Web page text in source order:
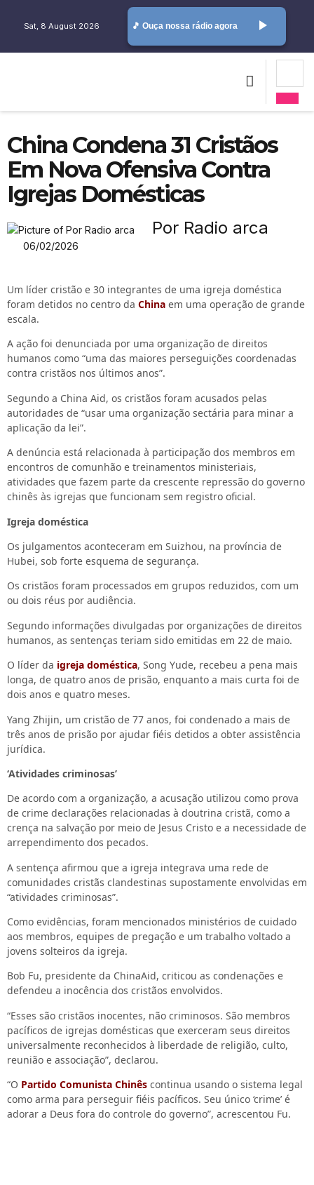
Sat, 8 August 2026 🎵 Ouça nossa rádio agora play_arrow
China Condena 31 Cristãos
Em Nova Ofensiva Contra
Igrejas Domésticas
Por Radio arca
06/02/2026
Um líder cristão e 30 integrantes de uma igreja doméstica
foram detidos no centro da China em uma operação de grande
escala.
A ação foi denunciada por uma organização de direitos
humanos como “uma das maiores perseguições coordenadas
contra cristãos nos últimos anos”.
Segundo a China Aid, os cristãos foram acusados pelas
autoridades de “usar uma organização sectária para minar a
aplicação da lei”.
A denúncia está relacionada à participação dos membros em
encontros de comunhão e treinamentos ministeriais,
atividades que fazem parte da crescente repressão do governo
chinês às igrejas que funcionam sem registro oficial.
Igreja doméstica
Os julgamentos aconteceram em Suizhou, na província de
Hubei, sob forte esquema de segurança.
Os cristãos foram processados em grupos reduzidos, com um
ou dois réus por audiência.
Segundo informações divulgadas por organizações de direitos
humanos, as sentenças teriam sido emitidas em 22 de maio.
O líder da igreja doméstica, Song Yude, recebeu a pena mais
longa, de quatro anos de prisão, enquanto a mais curta foi de
dois anos e quatro meses.
Yang Zhijin, um cristão de 77 anos, foi condenado a mais de
três anos de prisão por ajudar fiéis detidos a obter assistência
jurídica.
‘Atividades criminosas’
De acordo com a organização, a acusação utilizou como prova
de crime declarações relacionadas à doutrina cristã, como a
crença na salvação por meio de Jesus Cristo e a necessidade de
arrependimento dos pecados.
A sentença afirmou que a igreja integrava uma rede de
comunidades cristãs clandestinas supostamente envolvidas em
“atividades criminosas”.
Como evidências, foram mencionados ministérios de cuidado
aos membros, equipes de pregação e um trabalho voltado a
jovens solteiros da igreja.
Bob Fu, presidente da ChinaAid, criticou as condenações e
defendeu a inocência dos cristãos envolvidos.
“Esses são cristãos inocentes, não criminosos. São membros
pacíficos de igrejas domésticas que exerceram seus direitos
universalmente reconhecidos à liberdade de religião, culto,
reunião e associação”, declarou.
“O Partido Comunista Chinês continua usando o sistema legal
como arma para perseguir fiéis pacíficos. Seu único ‘crime’ é
adorar a Deus fora do controle do governo”, acrescentou Fu.